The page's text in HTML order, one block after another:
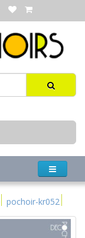
pochoir-kr052